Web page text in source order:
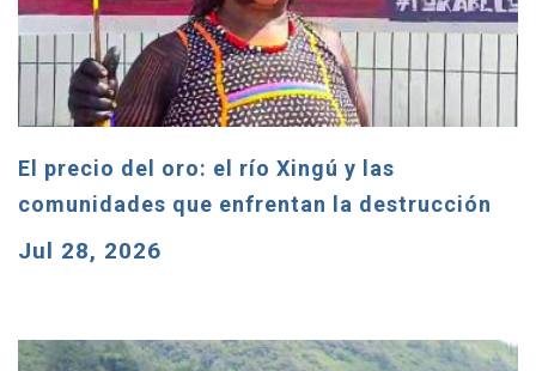
El precio del oro: el río Xingú y las
comunidades que enfrentan la destrucción
Jul 28, 2026